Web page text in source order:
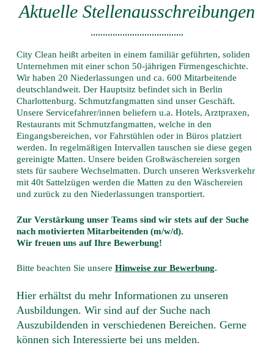
Aktuelle Stellenausschreibungen
City Clean heißt arbeiten in einem familiär geführten, soliden
Unternehmen mit einer schon 50-jährigen Firmengeschichte.
Wir haben 20 Niederlassungen und ca. 600 Mitarbeitende
deutschlandweit. Der Hauptsitz befindet sich in Berlin
Charlottenburg. Schmutzfangmatten sind unser Geschäft.
Unsere Servicefahrer/innen beliefern u.a. Hotels, Arztpraxen,
Restaurants mit Schmutzfangmatten, welche in den
Eingangsbereichen, vor Fahrstühlen oder in Büros platziert
werden. In regelmäßigen Intervallen tauschen sie diese gegen
gereinigte Matten. Unsere beiden Großwäschereien sorgen
stets für saubere Wechselmatten. Durch unseren Werksverkehr
mit 40t Sattelzügen werden die Matten zu den Wäschereien
und zurück zu den Niederlassungen transportiert.
Zur Verstärkung unser Teams sind wir stets auf der Suche
nach motivierten Mitarbeitenden (m/w/d).
Wir freuen uns auf Ihre Bewerbung!
Bitte beachten Sie unsere Hinweise zur Bewerbung.
Hier erhältst du mehr Informationen zu unseren
Ausbildungen. Wir sind auf der Suche nach
Auszubildenden in verschiedenen Bereichen. Gerne
können sich Interessierte bei uns melden.